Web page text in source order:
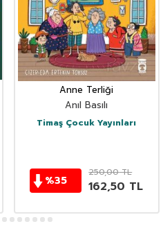
Anne Terliği
Anıl Basılı
Timaş Çocuk Yayınları
%35
250,00TL
162,50 TL